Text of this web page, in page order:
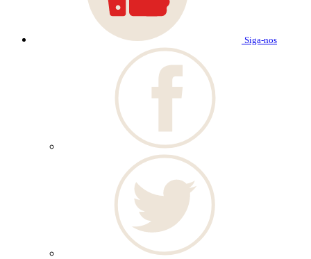
Siga-nos